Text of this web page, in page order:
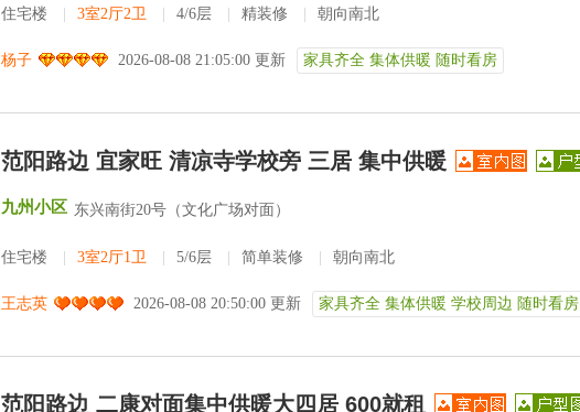
住宅楼 3室2厅2卫 4/6层 精装修 朝向南北
杨子 2026-08-08 21:05:00 更新 家具齐全 集体供暖 随时看房
范阳路边 宜家旺 清凉寺学校旁 三居 集中供暖
九州小区 东兴南街20号（文化广场对面）
住宅楼 3室2厅1卫 5/6层 简单装修 朝向南北
王志英 2026-08-08 20:50:00 更新 家具齐全 集体供暖 学校周边 随时看房
范阳路边 二康对面集中供暖大四居 600就租